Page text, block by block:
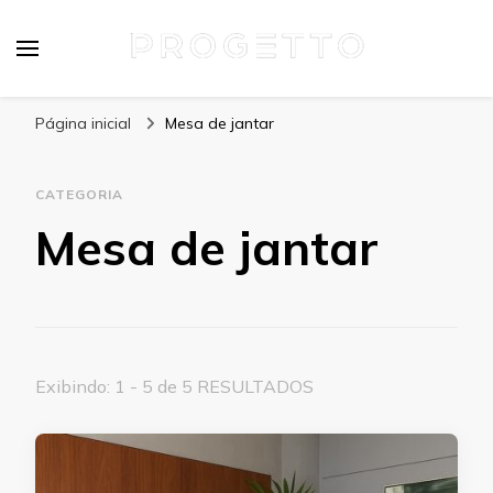
Página inicial Mesa de jantar
CATEGORIA
Mesa de jantar
Exibindo: 1 - 5 de 5 RESULTADOS